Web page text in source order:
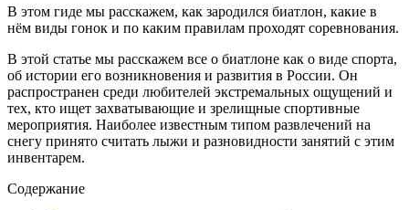
В этом гиде мы расскажем, как зародился биатлон, какие в
нём виды гонок и по каким правилам проходят соревнования.
В этой статье мы расскажем все о биатлоне как о виде спорта,
об истории его возникновения и развития в России. Он
распространен среди любителей экстремальных ощущений и
тех, кто ищет захватывающие и зрелищные спортивные
мероприятия. Наиболее известным типом развлечений на
снегу принято считать лыжи и разновидности занятий с этим
инвентарем.
Содержание